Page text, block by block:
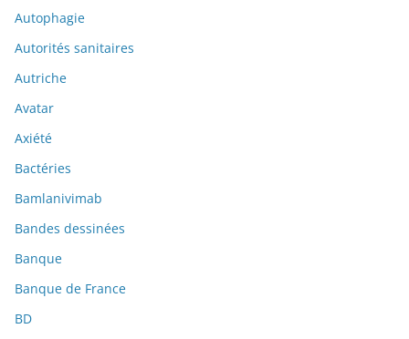
Autophagie
Autorités sanitaires
Autriche
Avatar
Axiété
Bactéries
Bamlanivimab
Bandes dessinées
Banque
Banque de France
BD